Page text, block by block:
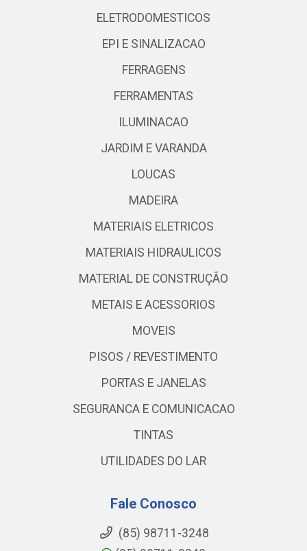
ELETRODOMESTICOS
EPI E SINALIZACAO
FERRAGENS
FERRAMENTAS
ILUMINACAO
JARDIM E VARANDA
LOUCAS
MADEIRA
MATERIAIS ELETRICOS
MATERIAIS HIDRAULICOS
MATERIAL DE CONSTRUÇÃO
METAIS E ACESSORIOS
MOVEIS
PISOS / REVESTIMENTO
PORTAS E JANELAS
SEGURANCA E COMUNICACAO
TINTAS
UTILIDADES DO LAR
Fale Conosco
(85) 98711-3248